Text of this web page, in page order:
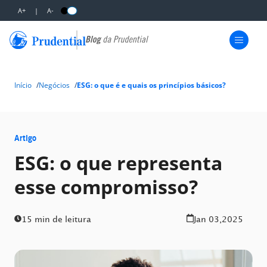
A+ | A-
Início Negócios ESG: o que é e quais os princípios básicos?
Artigo
ESG: o que representa
esse compromisso?
Jan 03,2025
15 min de leitura